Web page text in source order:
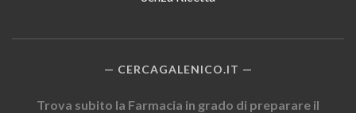
CERCAGALENICO.IT
Trova subito la Farmacia in grado di preparare il